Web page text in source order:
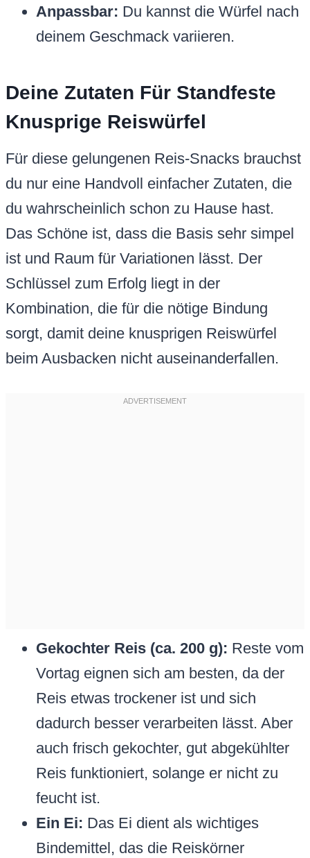
Anpassbar: Du kannst die Würfel nach
deinem Geschmack variieren.
Deine Zutaten Für Standfeste
Knusprige Reiswürfel
Für diese gelungenen Reis-Snacks brauchst
du nur eine Handvoll einfacher Zutaten, die
du wahrscheinlich schon zu Hause hast.
Das Schöne ist, dass die Basis sehr simpel
ist und Raum für Variationen lässt. Der
Schlüssel zum Erfolg liegt in der
Kombination, die für die nötige Bindung
sorgt, damit deine knusprigen Reiswürfel
beim Ausbacken nicht auseinanderfallen.
Gekochter Reis (ca. 200 g): Reste vom
Vortag eignen sich am besten, da der
Reis etwas trockener ist und sich
dadurch besser verarbeiten lässt. Aber
auch frisch gekochter, gut abgekühlter
Reis funktioniert, solange er nicht zu
feucht ist.
Ein Ei: Das Ei dient als wichtiges
Bindemittel, das die Reiskörner